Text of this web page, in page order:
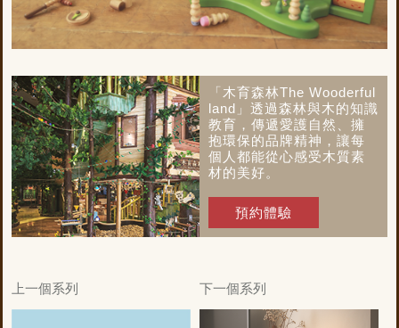
「木育森林The Wooderful
land」透過森林與木的知識
教育，傳遞愛護自然、擁
抱環保的品牌精神，讓每
個人都能從心感受木質素
材的美好。
預約體驗
上一個系列 下一個系列